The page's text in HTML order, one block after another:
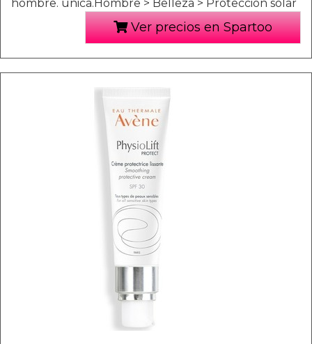
hombre. única.Hombre > Belleza > Protección solar
Ver precios en Spartoo